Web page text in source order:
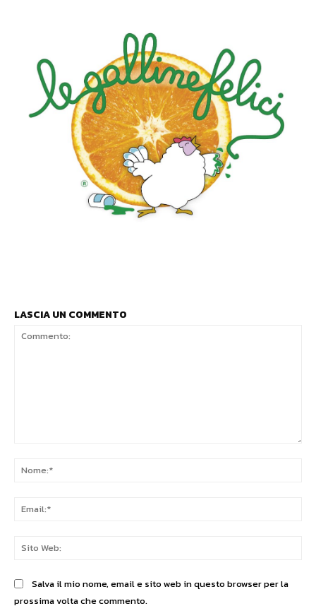
LASCIA UN COMMENTO
Salva il mio nome, email e sito web in questo browser per la
prossima volta che commento.